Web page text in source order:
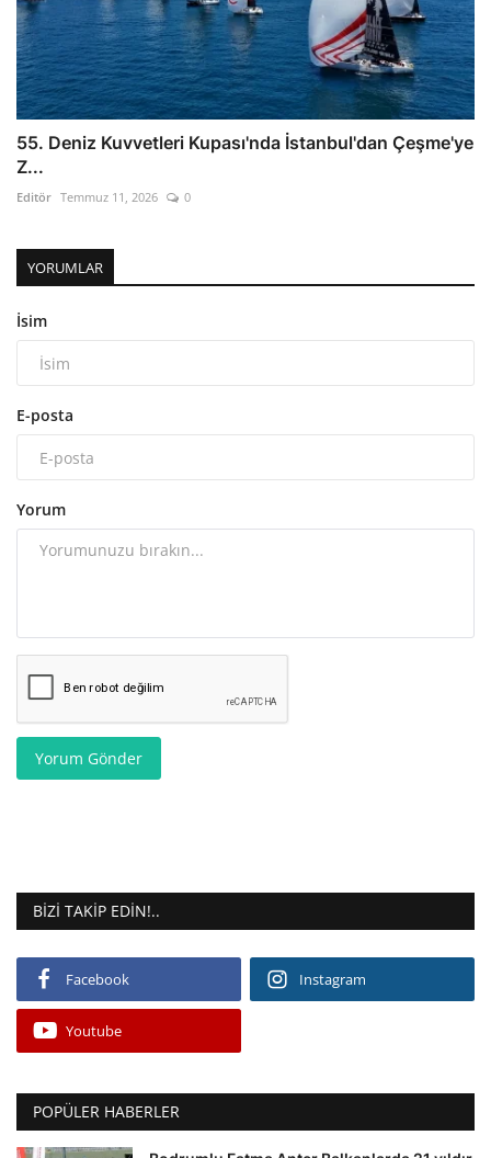
55. Deniz Kuvvetleri Kupası'nda İstanbul'dan Çeşme'ye
Z...
Editör Temmuz 11, 2026 0
YORUMLAR
İsim
E-posta
Yorum
Yorum Gönder
BIZI TAKIP EDIN!..
Facebook Instagram
Youtube
POPÜLER HABERLER